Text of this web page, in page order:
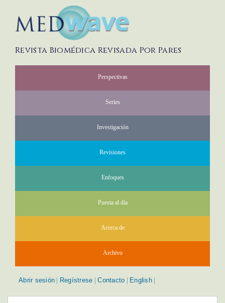
Revista Biomédica Revisada Por Pares
Perspectivas
Series
Investigación
Revisiones
Enfoques
Puesta al día
Acerca de
Archivo
Abrir sesión Regístrese |Contacto English